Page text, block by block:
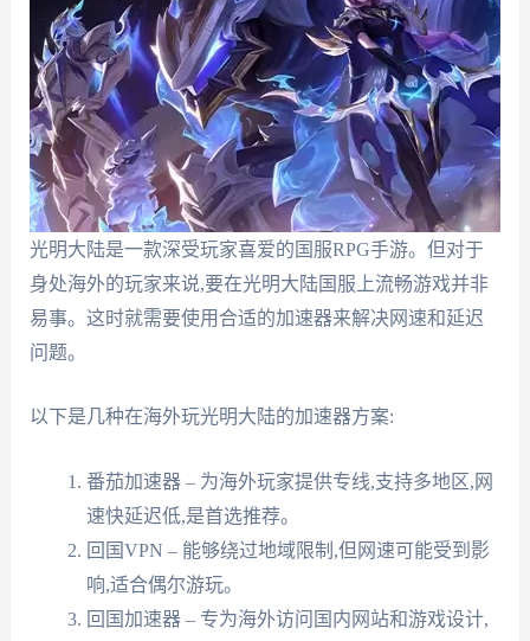
光明大陆是一款深受玩家喜爱的国服RPG手游。但对于
身处海外的玩家来说,要在光明大陆国服上流畅游戏并非
易事。这时就需要使用合适的加速器来解决网速和延迟
问题。
以下是几种在海外玩光明大陆的加速器方案:
番茄加速器 – 为海外玩家提供专线,支持多地区,网
速快延迟低,是首选推荐。
回国VPN – 能够绕过地域限制,但网速可能受到影
响,适合偶尔游玩。
回国加速器 – 专为海外访问国内网站和游戏设计,